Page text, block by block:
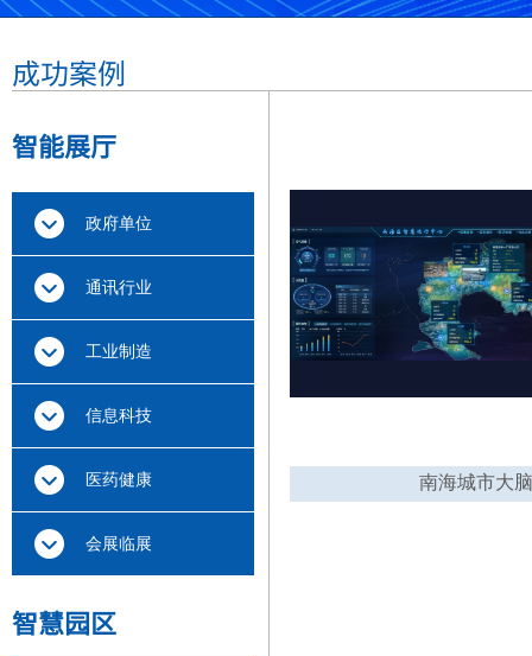
成功案例
南海城市大脑
智能展厅
政府单位
通讯行业
工业制造
信息科技
医药健康
会展临展
智慧园区